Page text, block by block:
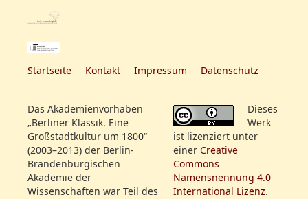
Startseite Kontakt Impressum Datenschutz
Das Akademienvorhaben
„Berliner Klassik. Eine
Großstadtkultur um 1800“
(2003–2013) der Berlin-
Brandenburgischen
Akademie der
Wissenschaften war Teil des
Dieses
Werk
ist lizenziert unter
einer Creative
Commons
Namensnennung 4.0
International Lizenz.